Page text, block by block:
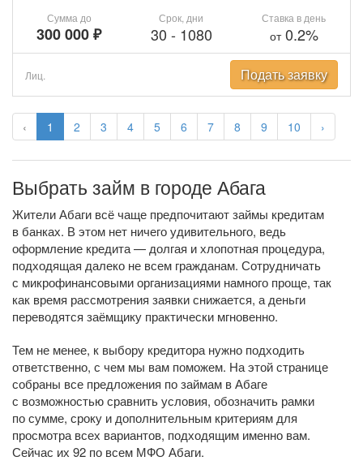
‹ 1 2 3 4 5 6 7 8 9 10 ›
Сумма до
300 000 ₽
Срок, дни
30 - 1080
Ставка в день
от0.2%
Лиц. Подать заявку
Выбрать займ в городе Абага
Жители Абаги всё чаще предпочитают займы кредитам
в банках. В этом нет ничего удивительного, ведь
оформление кредита — долгая и хлопотная процедура,
подходящая далеко не всем гражданам. Сотрудничать
с микрофинансовыми организациями намного проще, так
как время рассмотрения заявки снижается, а деньги
переводятся заёмщику практически мгновенно.
Тем не менее, к выбору кредитора нужно подходить
ответственно, с чем мы вам поможем. На этой странице
собраны все предложения по займам в Абаге
с возможностью сравнить условия, обозначить рамки
по сумме, сроку и дополнительным критериям для
просмотра всех вариантов, подходящим именно вам.
Сейчас их 92 по всем МФО Абаги.